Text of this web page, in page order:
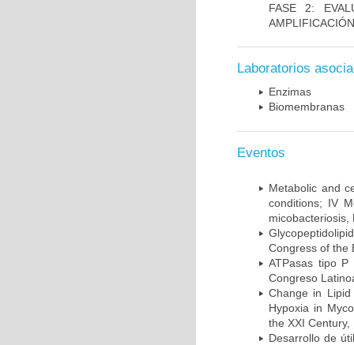
FASE 2:
Laboratorios
Enzimas
Biomembranas
Eventos
Metabolic and
conditions; IV
micobacteriosis,
Congress of the
ATPasas tipo P
Congreso
Change in
Hypoxia in
the XXI
Desarrollo de